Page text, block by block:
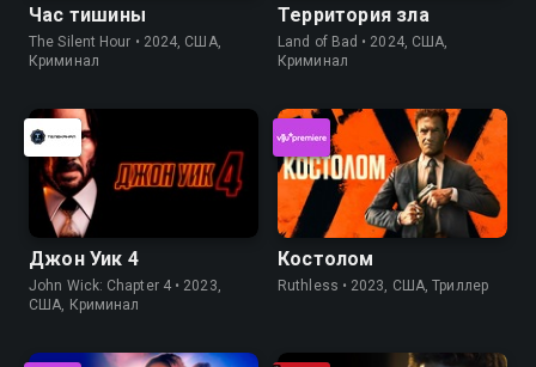
Час тишины
The Silent Hour • 2024, США,
Криминал
Территория зла
Land of Bad • 2024, США,
Криминал
Джон Уик 4
John Wick: Chapter 4 • 2023,
США, Криминал
Костолом
Ruthless • 2023, США, Триллер